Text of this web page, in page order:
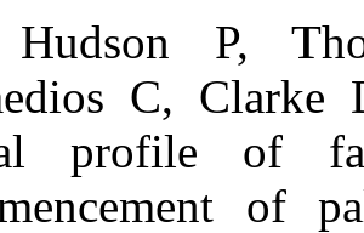
10. Hudson
Remedios C,
social